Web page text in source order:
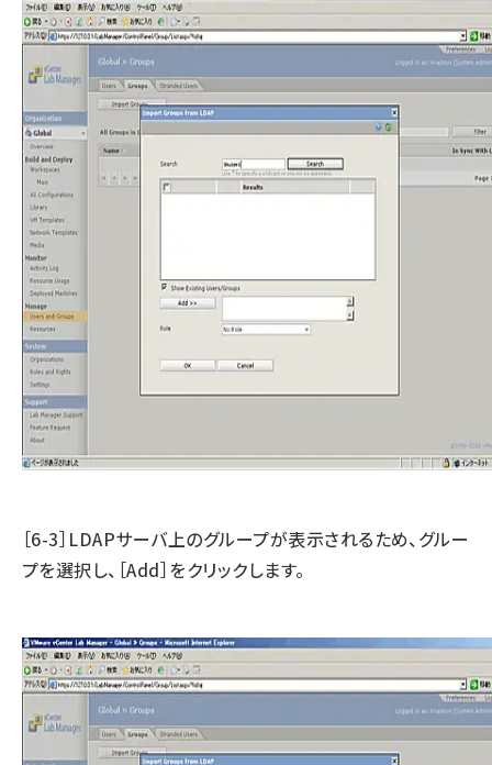
［6-3］LDAPサーバ上のグループが表示されるため、グルー
プを選択し、［Add］をクリックします。